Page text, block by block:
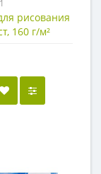
рисования
160 г/м²